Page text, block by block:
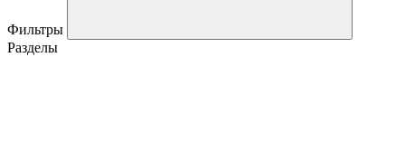
Фильтры
Разделы